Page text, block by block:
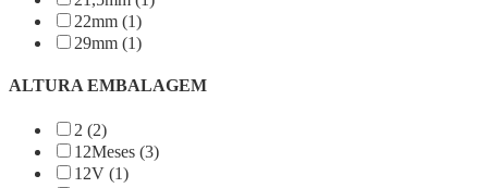
22mm (1)
29mm (1)
ALTURA EMBALAGEM
2 (2)
12Meses (3)
12V (1)